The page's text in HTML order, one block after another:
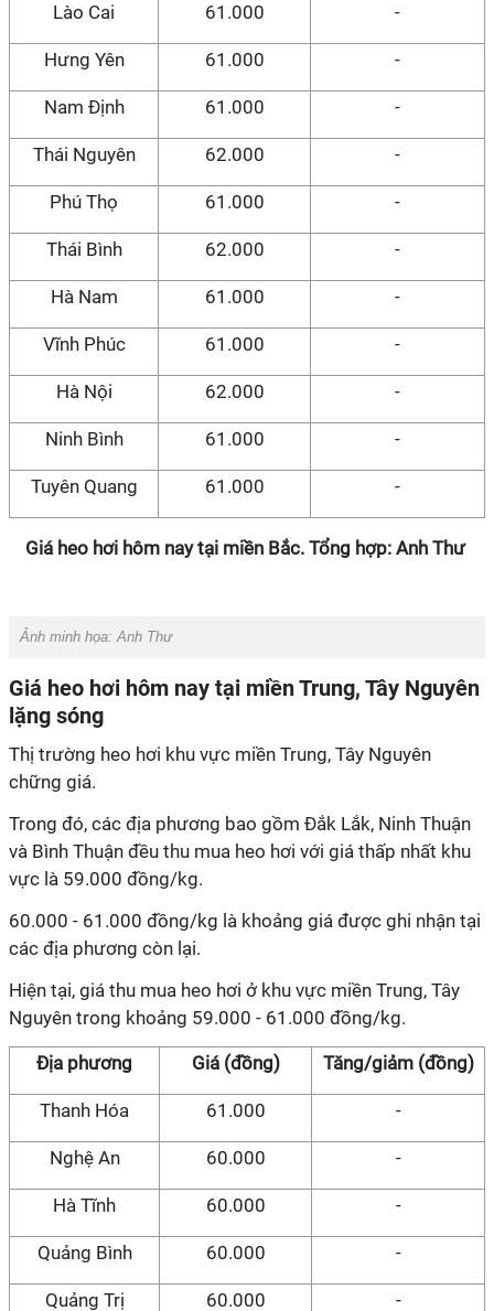
Lào Cai 61.000 -
Hưng Yên 61.000 -
Nam Định 61.000 -
Thái Nguyên 62.000 -
Phú Thọ 61.000 -
Thái Bình 62.000 -
Hà Nam 61.000 -
Vĩnh Phúc 61.000 -
Hà Nội 62.000 -
Ninh Bình 61.000 -
Tuyên Quang 61.000 -
Giá heo hơi hôm nay tại miền Bắc. Tổng hợp: Anh Thư
Ảnh minh họa:Anh Thư
Giá heo hơi hôm nay tại miền Trung, Tây Nguyên
lặng sóng
Thị trường heo hơi khu vực miền Trung, Tây Nguyên
chững giá.
Trong đó, các địa phương bao gồm Đắk Lắk, Ninh Thuận
và Bình Thuận đều thu mua heo hơi với giá thấp nhất khu
vực là 59.000 đồng/kg.
60.000 - 61.000 đồng/kg là khoảng giá được ghi nhận tại
các địa phương còn lại.
Hiện tại, giá thu mua heo hơi ở khu vực miền Trung, Tây
Nguyên trong khoảng 59.000 - 61.000 đồng/kg.
Địa phương Giá (đồng) Tăng/giảm (đồng)
Thanh Hóa 61.000 -
Nghệ An 60.000 -
Hà Tĩnh 60.000 -
Quảng Bình 60.000 -
Quảng Trị 60.000 -